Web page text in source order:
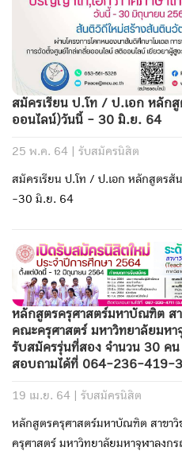
สมัครเรียน ป.โท / ป.เอก หลัก
ออนไลน์)วันนี้ - 30 มิ.ย. 64
25 พ.ค. 64 | รับสมัครนิสิต
สมัครเรียน ป.โท / ป.เอก หลักสูตรสั
-30 มิ.ย. 64
หลักสูตรครุศาสตร์มหาบัณฑิต ส
คณะครุศาสตร์ มหาวิทยาลัยมห
รับสมัครรุ่นที่สอง จำนวน 30 ค
สอบถามได้ที่ 064-236-419-3
19 เม.ย. 64 | รับสมัครนิสิต
หลักสูตรครุศาสตร์มหาบัณฑิต สาขา
ครุศาสตร์ มหาวิทยาลัยมหาจุฬาลงก